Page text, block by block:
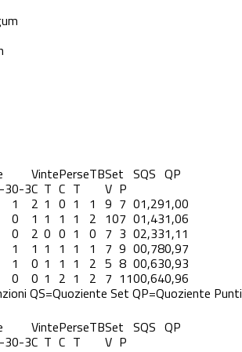
VintePerseTBSet SQS QP
30-3C T C T V P
1 2 1 0 1 1 9 7 01,291,00
0 1 1 1 1 2 107 01,431,06
0 2 0 0 1 0 7 3 02,331,11
1 1 1 1 1 1 7 9 00,780,97
1 0 1 1 1 2 5 8 00,630,93
0 0 1 2 1 2 7 1100,640,96
QS=Quoziente Set QP=Quoziente Punti
VintePerseTBSet SQS QP
30-3C T C T V P